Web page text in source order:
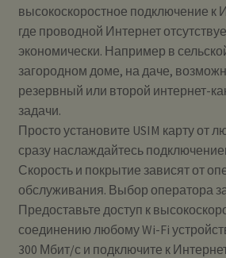
высокоскоростное подключение к
где проводной Интернет
экономически. Например в
загородном доме, на даче,
резервный или второй интернет-
задачи.
Просто установите USIM карту от
сразу наслаждайтесь
Скорость и покрытие зависят от
обслуживания. Выбор оператора
Предоставьте доступ к
соединению любому Wi-Fi
300 Мбит/с и подключите к